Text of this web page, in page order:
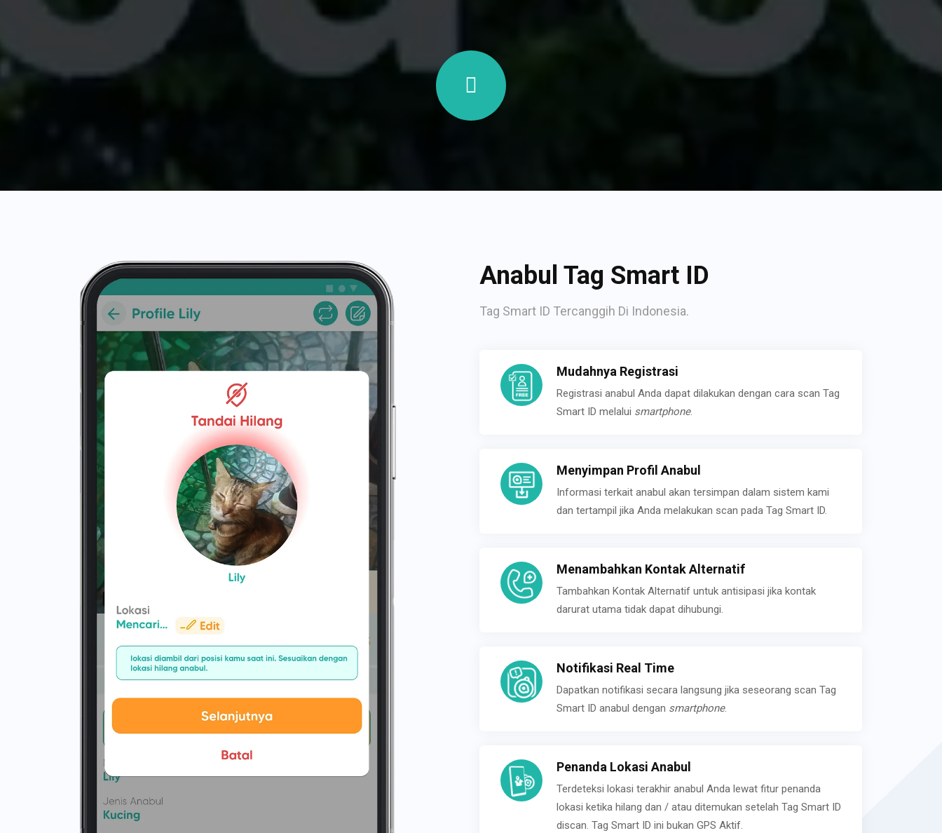
Anabul Tag Smart ID
Tag Smart ID Tercanggih Di Indonesia.
Mudahnya Registrasi
Registrasi anabul Anda dapat dilakukan dengan cara scan Tag
Smart ID melalui smartphone.
Menyimpan Profil Anabul
Informasi terkait anabul akan tersimpan dalam sistem kami
dan tertampil jika Anda melakukan scan pada Tag Smart ID.
Menambahkan Kontak Alternatif
Tambahkan Kontak Alternatif untuk antisipasi jika kontak
darurat utama tidak dapat dihubungi.
Notifikasi Real Time
Dapatkan notifikasi secara langsung jika seseorang scan Tag
Smart ID anabul dengan smartphone.
Penanda Lokasi Anabul
Terdeteksi lokasi terakhir anabul Anda lewat fitur penanda
lokasi ketika hilang dan / atau ditemukan setelah Tag Smart ID
discan. Tag Smart ID ini bukan GPS Aktif.